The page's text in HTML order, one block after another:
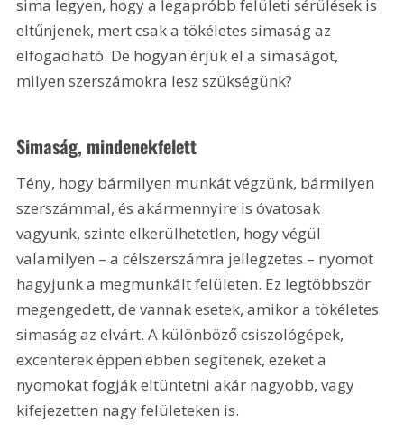
sima legyen, hogy a legapróbb felületi sérülések is
eltűnjenek, mert csak a tökéletes simaság az
elfogadható. De hogyan érjük el a simaságot,
milyen szerszámokra lesz szükségünk?
Simaság, mindenekfelett
Tény, hogy bármilyen munkát végzünk, bármilyen
szerszámmal, és akármennyire is óvatosak
vagyunk, szinte elkerülhetetlen, hogy végül
valamilyen – a célszerszámra jellegzetes – nyomot
hagyjunk a megmunkált felületen. Ez legtöbbször
megengedett, de vannak esetek, amikor a tökéletes
simaság az elvárt. A különböző csiszológépek,
excenterek éppen ebben segítenek, ezeket a
nyomokat fogják eltüntetni akár nagyobb, vagy
kifejezetten nagy felületeken is.